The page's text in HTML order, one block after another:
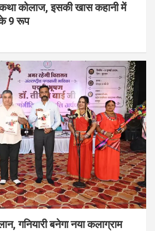
कोलाज, इसकी खास कहानी में
9 रूप
गनियारी बनेगा नया कलाग्राम